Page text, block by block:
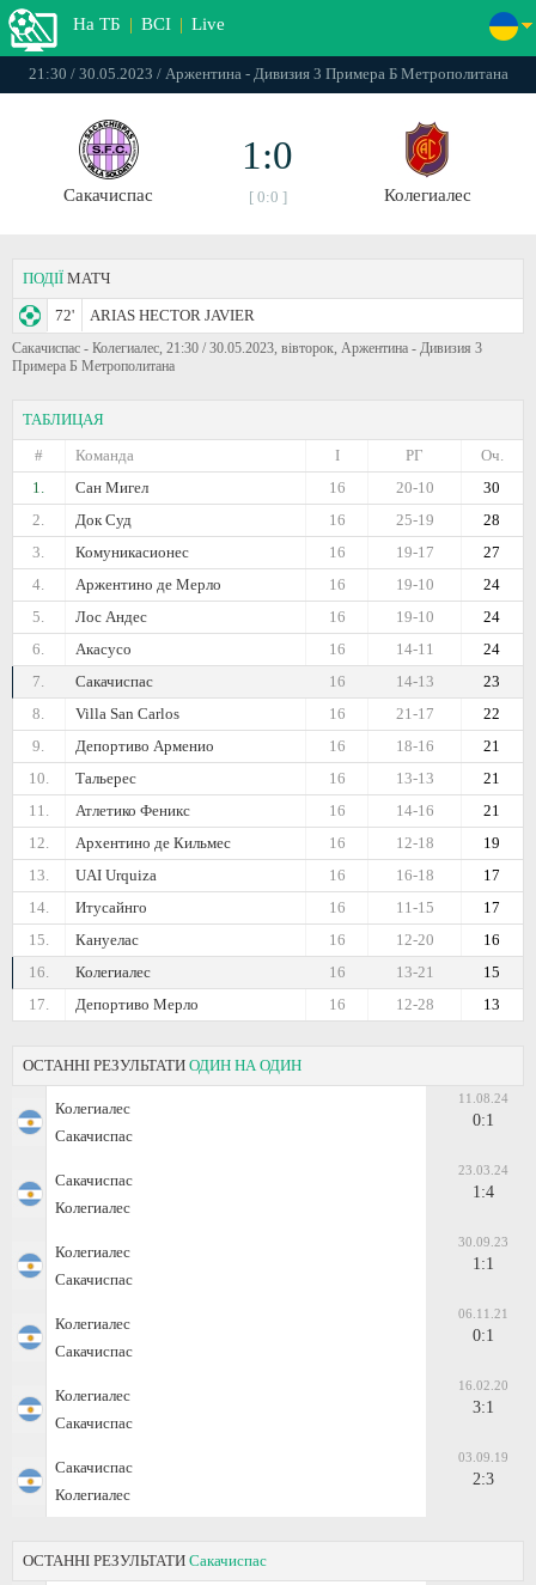
На ТБ | ВСІ | Live
21:30 / 30.05.2023 / Аржентина - Дивизия 3 Примера Б Метрополитана
Сакачиспас
1:0
[ 0:0 ] Колегиалес
ПОДІЇ МАТЧ
72' ARIAS HECTOR JAVIER
Сакачиспас - Колегиалес, 21:30 / 30.05.2023, вівторок, Аржентина - Дивизия 3
Примера Б Метрополитана
ТАБЛИЦАЯ
#
Команда Оч.
РГ
I
1.
Сан Мигел 30
20-10
16
2.
Док Суд 28
25-19
16
3.
Комуникасионес 27
19-17
16
4.
Аржентино де Мерло 24
19-10
16
5.
Лос Андес 24
19-10
16
6.
Акасусо 24
14-11
16
7.
Сакачиспас 23
14-13
16
8.
Villa San Carlos 22
21-17
16
9.
Депортиво Арменио 21
18-16
16
10.
Тальерес 21
13-13
16
11.
Атлетико Феникс 21
14-16
16
12.
Архентино де Кильмес 19
12-18
16
13.
UAI Urquiza 17
16-18
16
14.
Итусайнго 17
11-15
16
15.
Кануелас 16
12-20
16
16.
Колегиалес 15
13-21
16
17.
Депортиво Мерло 13
12-28
16
ОСТАННІ РЕЗУЛЬТАТИ ОДИН НА ОДИН
Колегиалес
Сакачиспас
11.08.24
0:1
Сакачиспас
Колегиалес
23.03.24
1:4
Колегиалес
Сакачиспас
30.09.23
1:1
Колегиалес
Сакачиспас
06.11.21
0:1
Колегиалес
Сакачиспас
16.02.20
3:1
Сакачиспас
Колегиалес
03.09.19
2:3
ОСТАННІ РЕЗУЛЬТАТИ Сакачиспас